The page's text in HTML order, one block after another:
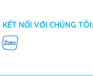
KẾT NỐI VỚI CHÚNG TÔI: